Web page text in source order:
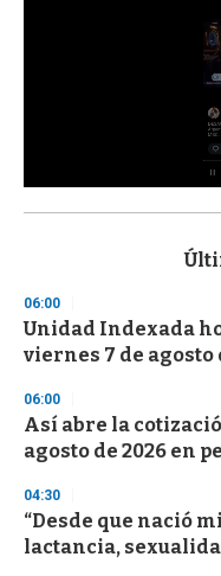
s
d
s
o
f
3
s
c
n
d
s
06:00
Unidad Indexada
viernes 7 de agosto
06:00
Así abre la
agosto de 2026 en
04:30
“Desde que nació
lactancia,